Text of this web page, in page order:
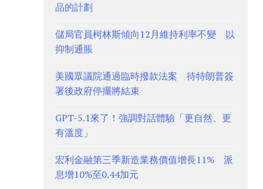
品的計劃
儲局官員柯林斯傾向12月維持利率不變 以
抑制通脹
美國眾議院通過臨時撥款法案 待特朗普簽
署後政府停擺將結束
GPT-5.1來了！強調對話體驗「更自然、更
有溫度」
宏利金融第三季新造業務價值增長11% 派
息增10%至0.44加元